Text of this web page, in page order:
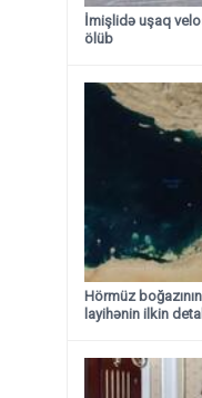
İmişlidə uşaq
ölüb
Hörmüz
layihənin ilkin